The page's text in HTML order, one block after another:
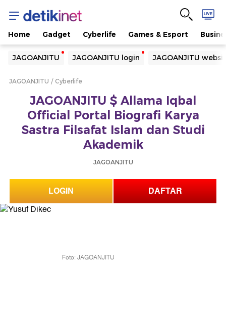
Home Gadget Cyberlife Games & Esport
JAGOANJITU JAGOANJITU login JAGOANJITU
Yang sedang ramai dicari
Loading...
Loading...
JAGOANJITU Cyberlife
JAGOANJITU $ Allama Iqbal
Official Portal Biografi Karya
Sastra Filsafat Islam dan Studi
Akademik
JAGOANJITU
LOGIN DAFTAR
Foto: JAGOANJITU